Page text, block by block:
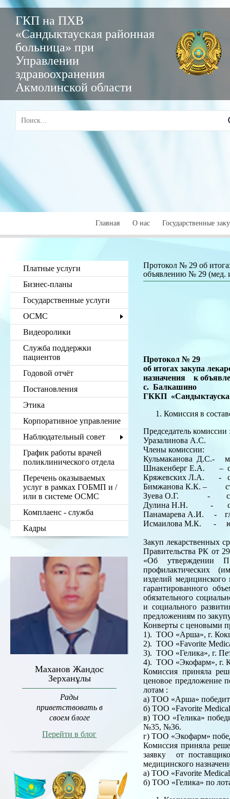
ГКП на ПХВ
«Сандыктауская районная
больница» при
Управлении
здравоохранения
Акмолинской области
Главная О нас Государственные
Платные услуги
Бизнес-планы
Государственные услуги
ОСМС
Видеоролики
Служба поддержки
пациентов
Годовой отчёт
Постановления
Этика
Корпоративное управление
Наблюдательный совет
График работы врачей
поликлинического отдела
Перечень оказываемых
услуг в рамках ГОБМП и /
или в системе ОСМС
Комплаенс - служба
Кадры
Маханов Жандос
Зерханұлы
Рады
приветствовать в
своем блоге
Перейти в блог
Протокол № 29 об
объявлению № 29 (мед.
Протокол № 29
об итогах закупа
назначения к
с. Балкашино
ГККП
Комиссия в
Председатель комиссии
Уразалинова А.С. -
Члены комиссии:
Кульмаканова Д.С.- м/
Шнакенберг Е.А. –
Кряжевских Л.А. -
Бимжанова К.К. –
Зуева О.Г. -
Дулина Н.Н. -
Панамарева А.И. -
Исмаилова М.К. -
Закуп лекарственных
Правительства РК от
«Об утверждении
профилактических
изделий
гарантированного
обязательного
и социального
предложениям по
Конверты с ценовыми
1). ТОО «Арша», г.
2). ТОО «Favorite
3). ТОО «Гелика», г.
4). ТОО «Экофарм», г.
Комиссия приняла
ценовое предложение
лотам :
а) ТОО «Арша»
б) ТОО «Favorite
в) ТОО «Гелика»
№35, №36.
г) ТОО «Экофарм»
Комиссия приняла
заявку от
медицинского
а) ТОО «Favorite
б) ТОО «Гелика» по